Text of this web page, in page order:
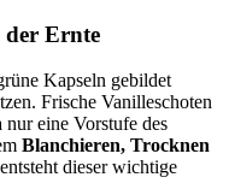
der Ernte
Kapseln gebildet
Frische Vanilleschoten
eine Vorstufe des
Blanchieren, Trocknen
entsteht dieser wichtige